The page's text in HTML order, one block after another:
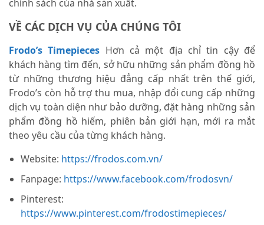
chính sách của nhà sản xuất.
VỀ CÁC DỊCH VỤ CỦA CHÚNG TÔI
Frodo’s Timepieces Hơn cả một địa chỉ tin cậy để
khách hàng tìm đến, sở hữu những sản phẩm đồng hồ
từ những thương hiệu đẳng cấp nhất trên thế giới,
Frodo’s còn hỗ trợ thu mua, nhập đổi cung cấp những
dịch vụ toàn diện như bảo dưỡng, đặt hàng những sản
phẩm đồng hồ hiếm, phiên bản giới hạn, mới ra mắt
theo yêu cầu của từng khách hàng.
Website: https://frodos.com.vn/
Fanpage: https://www.facebook.com/frodosvn/
Pinterest:
https://www.pinterest.com/frodostimepieces/